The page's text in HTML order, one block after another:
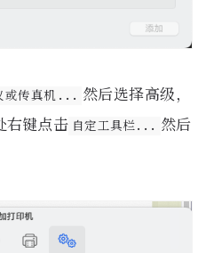
或传真机... 然后选择高级，
右键点击 自定工具栏... 然后